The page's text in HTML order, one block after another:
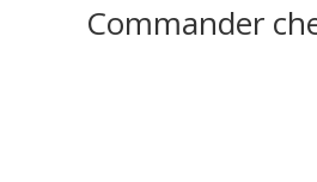
Commander